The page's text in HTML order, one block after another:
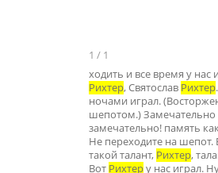
1 / 1
ходить и все время у нас
Рихтер, Святослав Рихтер
ночами играл.
шепотом.) Замечательно
замечательно! память
Не переходите на шепот.
такой талант, Рихтер,
Вот Рихтеру нас играл.